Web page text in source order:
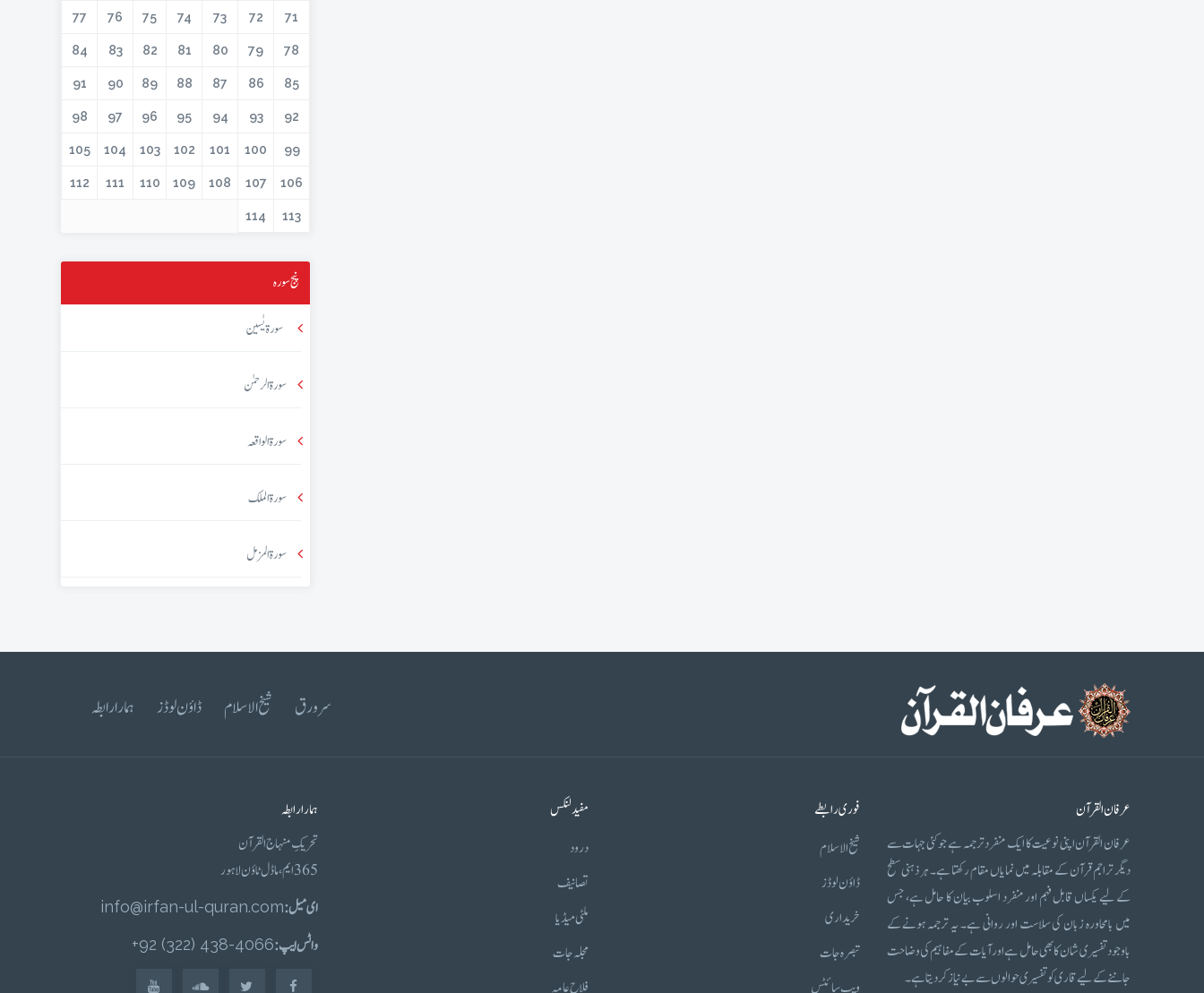
71
72
73
74
75
76
77
78
79
80
81
82
83
84
85
86
87
88
89
90
91
92
93
94
95
96
97
98
99
100
101
102
103
104
105
106
107
108
109
110
111
112
113
114
پنج سورہ
سورۃ یٰسین
سورۃ الرحمٰن
سورۃ الواقعہ
سورۃ الملک
سورۃ المزمل
سرورق شیخ الاسلام ڈاؤن لوڈز ہمارا رابطہ
عرفان القرآن
عرفان القرآن اپنی نوعیت کا ایک منفرد ترجمہ ہے جو کئی جہات سے
دیگر تراجم قرآن کے مقابلہ میں نمایاں مقام رکھتا ہے۔ ہر ذہنی سطح
کے لیے یکساں قابل فہم اور منفرد اسلوب بیان کا حامل ہے، جس
میں بامحاورہ زبان کی سلاست اور روانی ہے۔ یہ ترجمہ ہونے کے
باوجود تفسیری شان کا بھی حامل ہے اور آیات کے مفاہیم کی وضاحت
جاننے کے لیے قاری کو تفسیری حوالوں سے بے نیاز کر دیتا ہے۔
فوری رابطے
شیخ الاسلام
ڈاؤن لوڈز
خریداری
تبصرہ جات
ویب سائٹس
مفید لنکس
درود
تصانیف
ملٹی میڈیا
مجلہ جات
فلاح عامہ
ہمارا رابطہ
تحریکِ منہاج القرآن
365 ایم، ماڈل ٹاؤن لاہور
ای میل :info@irfan-ul-quran.com
واٹس ایپ :4066-438 (322) 92+